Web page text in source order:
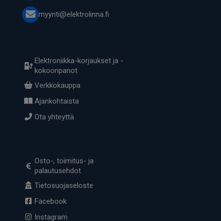
myynti@elektrolinna.fi
Elektroniikka-korjaukset ja -
kokoonpanot
Verkkokauppa
Ajankohtaista
Ota yhteyttä
Osto-, toimitus- ja
palautusehdot
Tietosuojaseloste
Facebook
Instagram